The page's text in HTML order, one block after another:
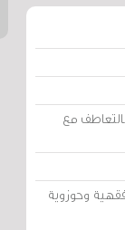
معاقبة 109 مدونين وتبرئة 9 وحبس 18 متهماً بالتعاطف مع
وحوزوية